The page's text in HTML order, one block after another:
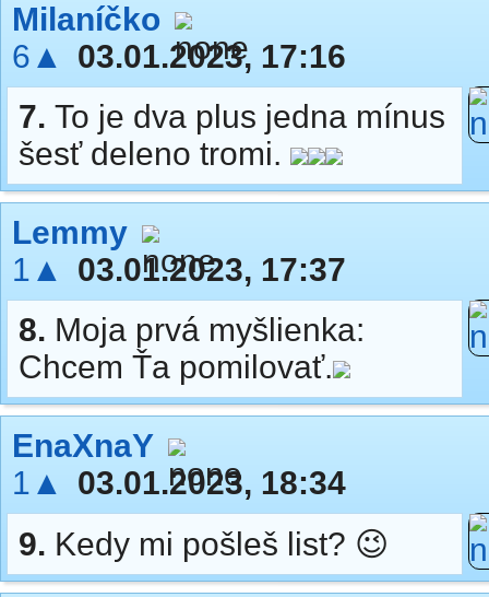
Milaníčko
6▲
03.01.2023, 17:16
7. To je dva plus jedna mínus
šesť deleno tromi.
Lemmy
1▲
03.01.2023, 17:37
8. Moja prvá myšlienka:
Chcem Ťa pomilovať.
EnaXnaY
1▲
03.01.2023, 18:34
9. Kedy mi pošleš list? 😉